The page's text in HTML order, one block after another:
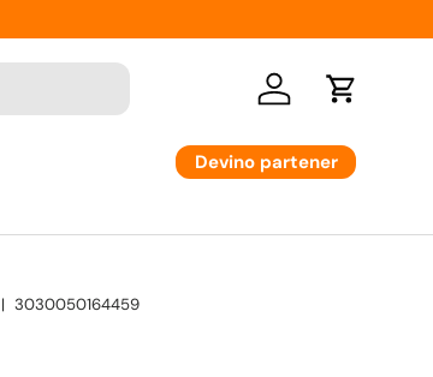
Logare Cos
Devino partener
|3030050164459